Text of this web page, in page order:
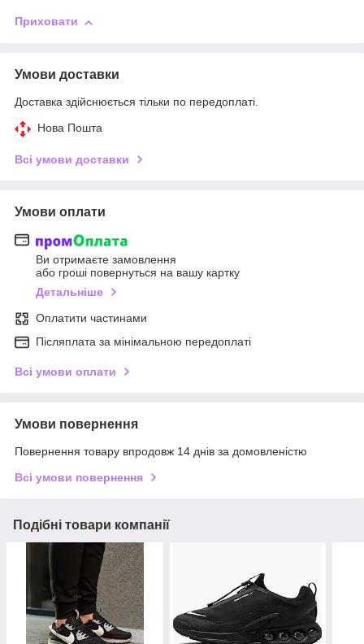
Приховати
Умови доставки
Доставка здійснюється тільки по передоплаті.
Нова Пошта
Всі умови доставки
Умови оплати
Ви отримаєте замовлення
або гроші повернуться на вашу картку
Детальніше
Оплатити частинами
Післяплата за мінімальною передоплаті
Всі умови оплати
Умови повернення
Повернення товару впродовж 14 днів за домовленістю
Всі умови повернення
Подібні товари компанії